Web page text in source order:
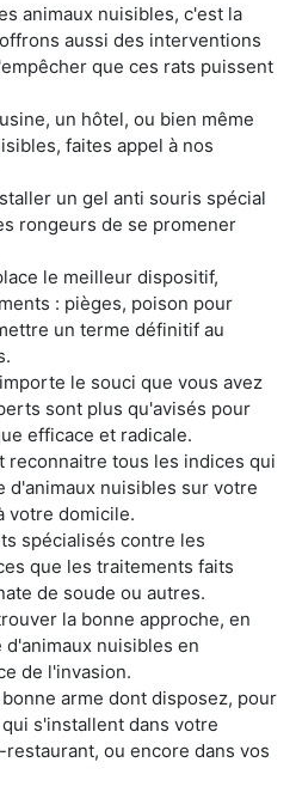
animaux nuisibles, c'est la
aussi des interventions
que ces rats puissent
un hôtel, ou bien même
faites appel à nos
un gel anti souris spécial
rongeurs de se promener
le meilleur dispositif,
: pièges, poison pour
un terme définitif au
le souci que vous avez
sont plus qu'avisés pour
efficace et radicale.
reconnaitre tous les indices qui
d'animaux nuisibles sur votre
votre domicile.
spécialisés contre les
que les traitements faits
de soude ou autres.
la bonne approche, en
nuisibles en
de l'invasion.
arme dont disposez, pour
s'installent dans votre
ou encore dans vos